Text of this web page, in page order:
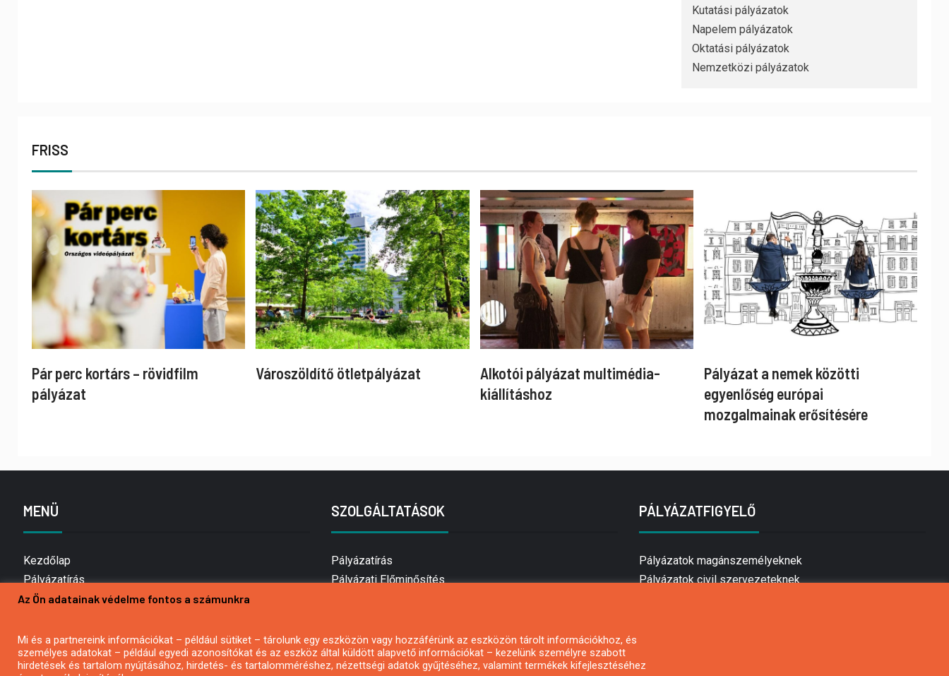
Kutatási pályázatok
Napelem pályázatok
Oktatási pályázatok
Nemzetközi pályázatok
FRISS
Pár perc kortárs – rövidfilm
pályázat
Városzöldítő ötletpályázat
Alkotói pályázat multimédia-
kiállításhoz
Pályázat a nemek közötti
egyenlőség európai
mozgalmainak erősítésére
MENÜ
Kezdőlap
Pályázatírás
Bemutatkozás
Hírlevél feliratkozás
Impresszum
SZOLGÁLTATÁSOK
Pályázatírás
Pályázati Előminősítés
Mezőgazdasági pályázatírás
Pályázatírás magánszemélyeknek
PÁLYÁZATFIGYELŐ
Pályázatok magánszemélyeknek
Pályázatok civil szervezeteknek
Az Ön adatainak védelme fontos a számunkra
Mi és a partnereink információkat – például sütiket – tárolunk egy eszközön vagy hozzáférünk az eszközön tárolt információkhoz, és
személyes adatokat – például egyedi azonosítókat és az eszköz által küldött alapvető információkat – kezelünk személyre szabott
hirdetések és tartalom nyújtásához, hirdetés- és tartalomméréshez, nézettségi adatok gyűjtéséhez, valamint termékek kifejlesztéséhez